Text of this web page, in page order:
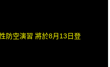
防空演習 將於8月13日登